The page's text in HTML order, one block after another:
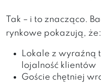
Tak – i to znacząco.
rynkowe pokazują, że:
Lokale z wyraźną
lojalność klientów
Goście chętniej